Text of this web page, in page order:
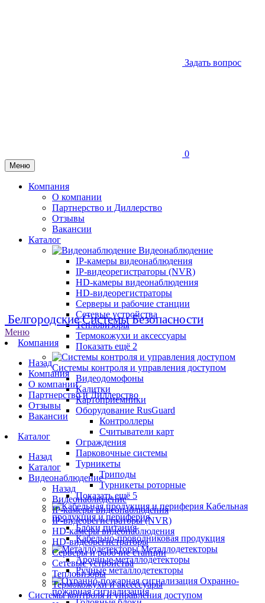
Задать вопрос
0
Меню
Компания
О компании
Партнерство и Диллерство
Отзывы
Вакансии
Каталог
Видеонаблюдение
IP-камеры видеонаблюдения
IP-видеорегистраторы (NVR)
HD-камеры видеонаблюдения
HD-видеорегистраторы
Серверы и рабочие станции
Сетевые устройства
Тепловизоры
Термокожухи и аксессуары
Показать ещё 2
Системы контроля и управления доступом
Видеодомофоны
Калитки
Картоприемники
Оборудование RusGuard
Контроллеры
Считыватели карт
Ограждения
Парковочные системы
Турникеты
Триподы
Турникеты роторные
Показать ещё 5
Кабельная
продукция и периферия
Блоки питания
Кабельно-проводниковая продукция
Металлодетекторы
Арочные металлодетекторы
Ручные металлодетекторы
Охранно-
пожарная сигнализация
Белгородские Системы Безопасности
Меню
Компания
Назад
Компания
О компании
Партнерство и Диллерство
Отзывы
Вакансии
Каталог
Назад
Каталог
Видеонаблюдение
Назад
Видеонаблюдение
IP-камеры видеонаблюдения
IP-видеорегистраторы (NVR)
HD-камеры видеонаблюдения
HD-видеорегистраторы
Серверы и рабочие станции
Сетевые устройства
Тепловизоры
Термокожухи и аксессуары
Системы контроля и управления доступом